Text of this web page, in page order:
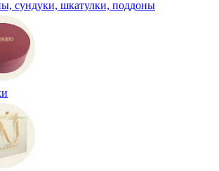
сундуки, шкатулки, поддоны